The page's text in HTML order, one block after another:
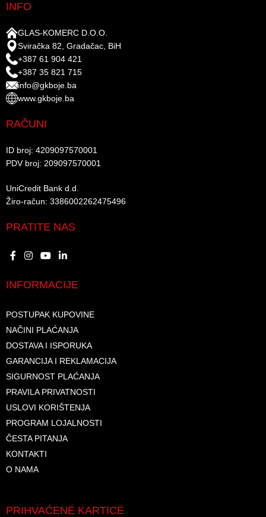
INFO
GLAS-KOMERC D.O.O.
Sviračka 82, Gradačac, BiH
+387 61 904 421
+387 35 821 715
info@gkboje.ba
www.gkboje.ba
RAČUNI
ID broj: 4209097570001​
PDV broj: 209097570001 ​
UniCredit Bank d.d.​
Žiro-račun: 3386002262475496​​
PRATITE NAS
INFORMACIJE
POSTUPAK KUPOVINE
NAČINI PLAĆANJA
DOSTAVA I ISPORUKA
GARANCIJA I REKLAMACIJA
SIGURNOST PLAĆANJA
PRAVILA PRIVATNOSTI
USLOVI KORIŠTENJA
PROGRAM LOJALNOSTI
ČESTA PITANJA
KONTAKTI
O NAMA
PRIHVAĆENE KARTICE